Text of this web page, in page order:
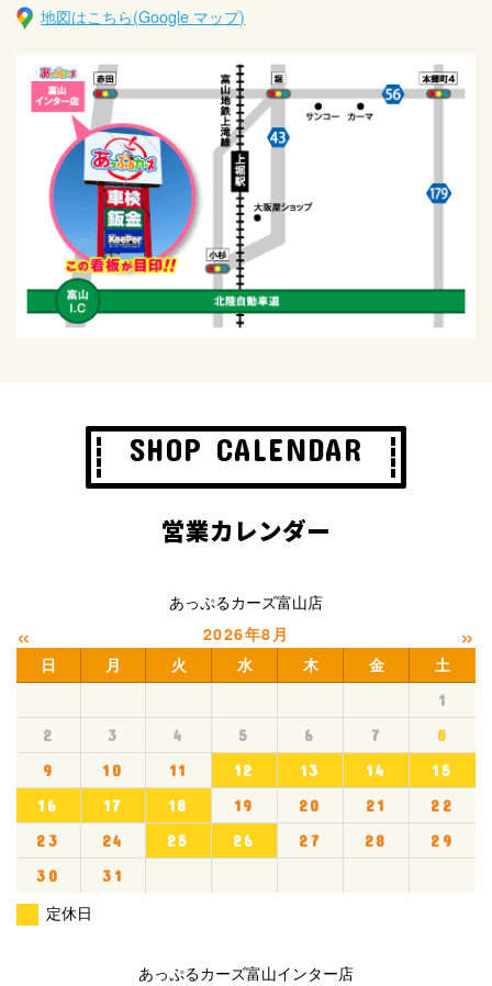
地図はこちら(Google マップ)
SHOP CALENDAR
営業カレンダー
あっぷるカーズ富山店
« 2026年8月 »
日 月 火 水 木 金 土
1
2
3 4 5 6 7
8
9
10 11 12 13 14
15
16
17 18 19 20 21
22
23
24 25 26 27 28
29
30
31
定休日
あっぷるカーズ富山インター店